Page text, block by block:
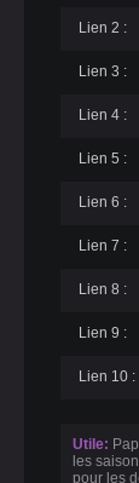
Lien 2 :
Lien 3 :
Lien 4 :
Lien 5 :
Lien 6 :
Lien 7 :
Lien 8 :
Lien 9 :
Lien 10 :
Utile:
les
pour les